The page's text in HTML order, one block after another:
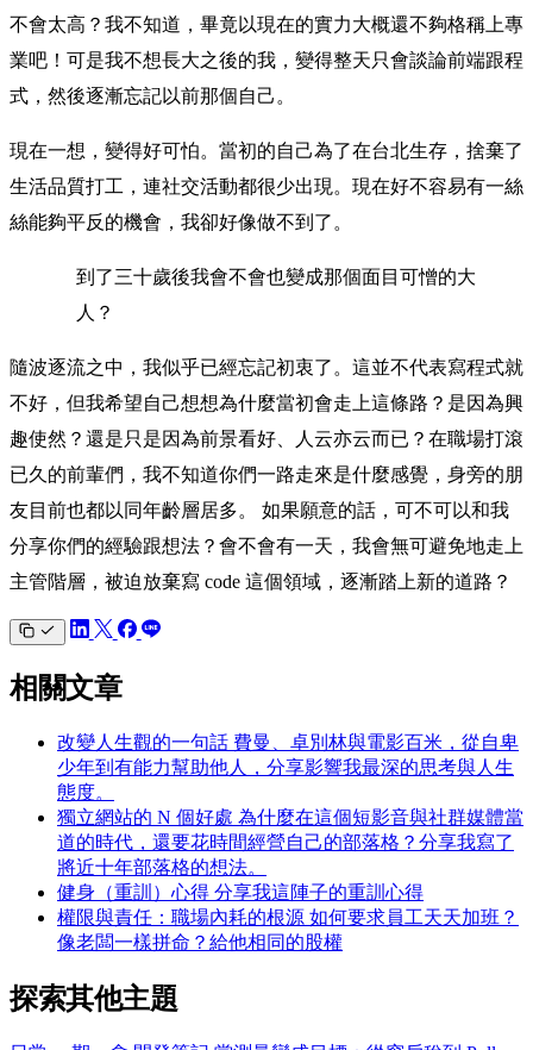
不會太高？我不知道，畢竟以現在的實力大概還不夠格稱上專
業吧！可是我不想長大之後的我，變得整天只會談論前端跟程
式，然後逐漸忘記以前那個自己。
現在一想，變得好可怕。當初的自己為了在台北生存，捨棄了
生活品質打工，連社交活動都很少出現。現在好不容易有一絲
絲能夠平反的機會，我卻好像做不到了。
到了三十歲後我會不會也變成那個面目可憎的大
人？
隨波逐流之中，我似乎已經忘記初衷了。這並不代表寫程式就
不好，但我希望自己想想為什麼當初會走上這條路？是因為興
趣使然？還是只是因為前景看好、人云亦云而已？在職場打滾
已久的前輩們，我不知道你們一路走來是什麼感覺，身旁的朋
友目前也都以同年齡層居多。 如果願意的話，可不可以和我
分享你們的經驗跟想法？會不會有一天，我會無可避免地走上
主管階層，被迫放棄寫 code 這個領域，逐漸踏上新的道路？
相關文章
改變人生觀的一句話 費曼、卓別林與電影百米，從自卑
少年到有能力幫助他人，分享影響我最深的思考與人生
態度。
獨立網站的 N 個好處 為什麼在這個短影音與社群媒體當
道的時代，還要花時間經營自己的部落格？分享我寫了
將近十年部落格的想法。
健身（重訓）心得 分享我這陣子的重訓心得
權限與責任：職場內耗的根源 如何要求員工天天加班？
像老闆一樣拼命？給他相同的股權
探索其他主題